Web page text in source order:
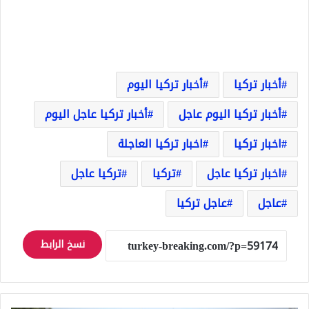
أخبار تركيا
أخبار تركيا اليوم
أخبار تركيا اليوم عاجل
أخبار تركيا عاجل اليوم
اخبار تركيا
اخبار تركيا العاجلة
اخبار تركيا عاجل
تركيا
تركيا عاجل
عاجل
عاجل تركيا
نسخ الرابط